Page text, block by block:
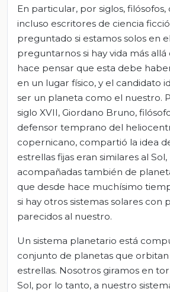
En particular, por siglos, filósofos,
incluso escritores de ciencia
preguntado si estamos solos en
preguntarnos si hay vida más allá
hace pensar que esta debe
en un lugar físico, y el candidato
ser un planeta como el nuestro.
siglo XVII, Giordano Bruno,
defensor temprano del
copernicano, compartió la idea
estrellas fijas eran similares al
acompañadas también de
que desde hace muchísimo
si hay otros sistemas solares con
parecidos al nuestro.
Un sistema planetario está
conjunto de planetas que orbitan
estrellas. Nosotros giramos en
Sol, por lo tanto, a nuestro